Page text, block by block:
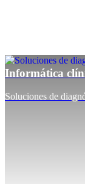
Informática
Soluciones de